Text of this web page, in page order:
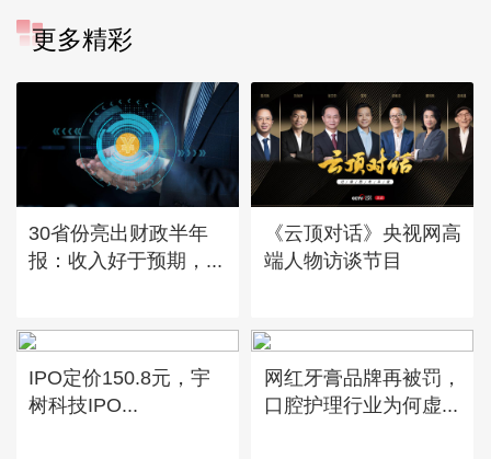
更多精彩
30省份亮出财政半年
报：收入好于预期，...
《云顶对话》央视网高
端人物访谈节目
IPO定价150.8元，宇
树科技IPO...
网红牙膏品牌再被罚，
口腔护理行业为何虚...